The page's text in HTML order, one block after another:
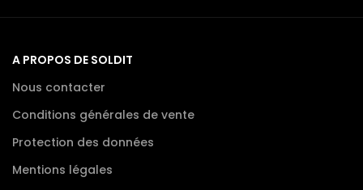
A PROPOS DE SOLDIT
Nous contacter
Conditions générales de vente
Protection des données
Mentions légales